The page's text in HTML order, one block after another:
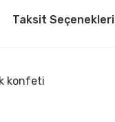
Taksit Seçenekleri
konfeti